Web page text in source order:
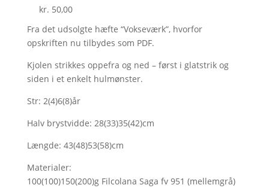
kr. 50,00
Fra det udsolgte hæfte “Vokseværk”, hvorfor
opskriften nu tilbydes som PDF.
Kjolen strikkes oppefra og ned – først i glatstrik og
siden i et enkelt hulmønster.
Str: 2(4)6(8)år
Halv brystvidde: 28(33)35(42)cm
Længde: 43(48)53(58)cm
Materialer:
100(100)150(200)g Filcolana Saga fv 951 (mellemgrå)